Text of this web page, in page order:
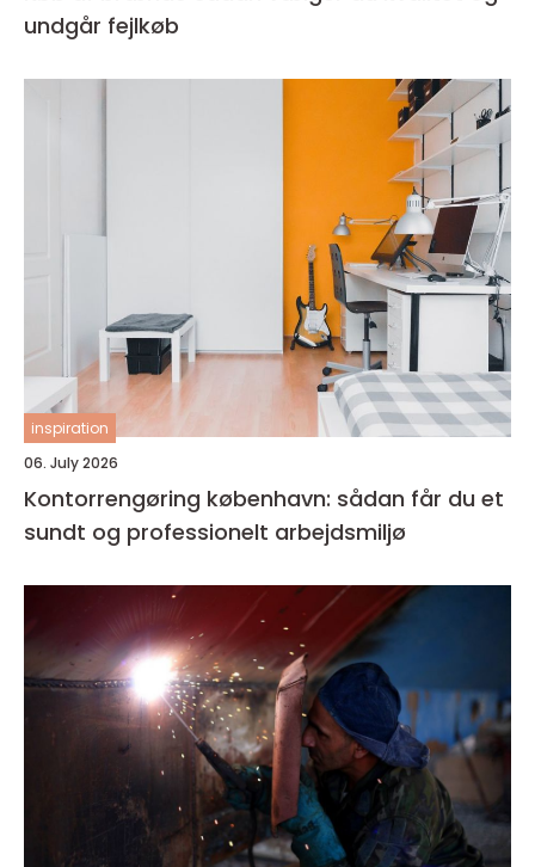
undgår fejlkøb
inspiration
06. July 2026
Kontorrengøring københavn: sådan får du et
sundt og professionelt arbejdsmiljø